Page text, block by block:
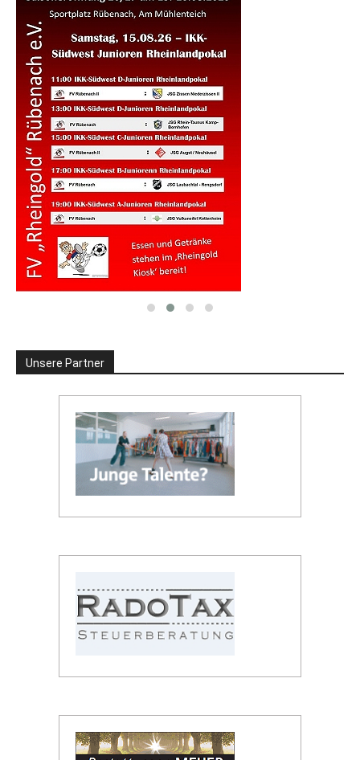
Unsere Partner